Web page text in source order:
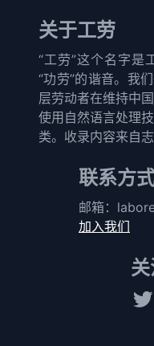
关于工劳
“工劳”这个名字是
“功劳”的谐音。我
层劳动者在维持中
使用自然语言处理
类。收录内容来自
联系方
邮箱：
加入我们